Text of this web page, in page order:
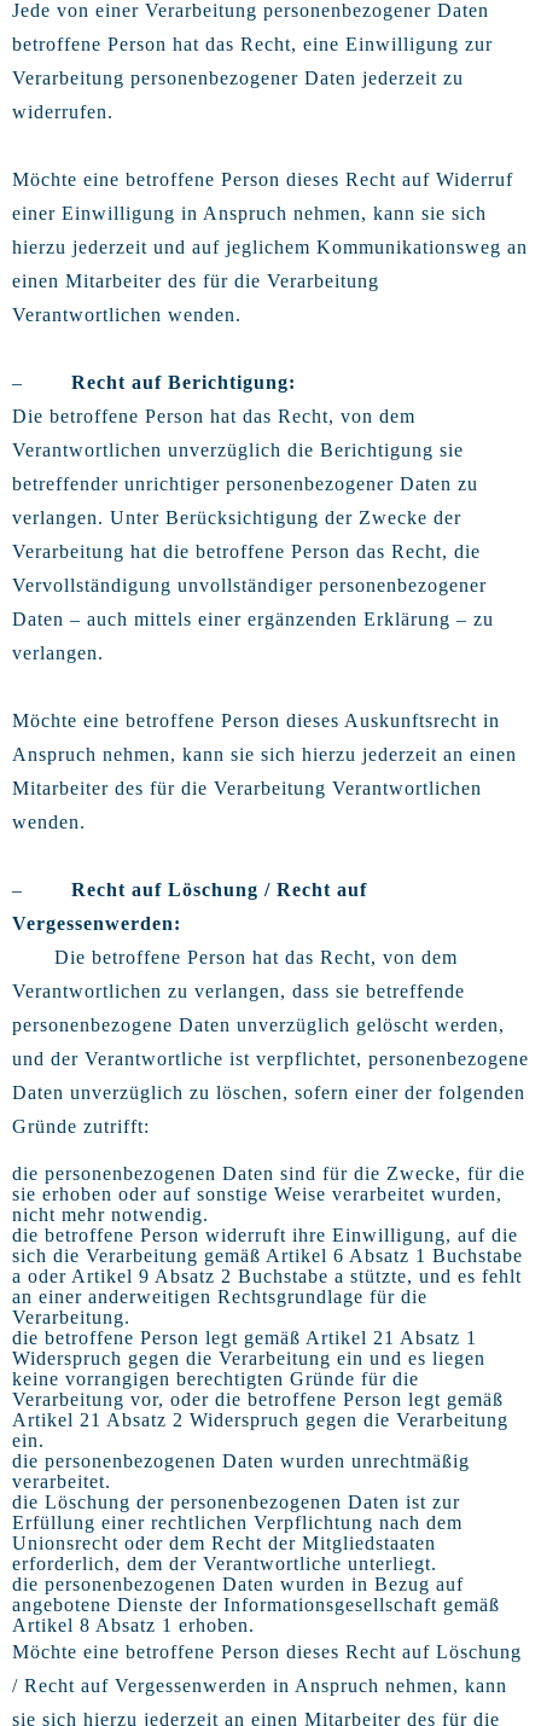
Jede von einer Verarbeitung personenbezogener Daten
betroffene Person hat das Recht, eine Einwilligung zur
Verarbeitung personenbezogener Daten jederzeit zu
widerrufen.
Möchte eine betroffene Person dieses Recht auf Widerruf
einer Einwilligung in Anspruch nehmen, kann sie sich
hierzu jederzeit und auf jeglichem Kommunikationsweg an
einen Mitarbeiter des für die Verarbeitung
Verantwortlichen wenden.
– Recht auf Berichtigung:
Die betroffene Person hat das Recht, von dem
Verantwortlichen unverzüglich die Berichtigung sie
betreffender unrichtiger personenbezogener Daten zu
verlangen. Unter Berücksichtigung der Zwecke der
Verarbeitung hat die betroffene Person das Recht, die
Vervollständigung unvollständiger personenbezogener
Daten – auch mittels einer ergänzenden Erklärung – zu
verlangen.
Möchte eine betroffene Person dieses Auskunftsrecht in
Anspruch nehmen, kann sie sich hierzu jederzeit an einen
Mitarbeiter des für die Verarbeitung Verantwortlichen
wenden.
– Recht auf Löschung / Recht auf
Vergessenwerden:
Die betroffene Person hat das Recht, von dem
Verantwortlichen zu verlangen, dass sie betreffende
personenbezogene Daten unverzüglich gelöscht werden,
und der Verantwortliche ist verpflichtet, personenbezogene
Daten unverzüglich zu löschen, sofern einer der folgenden
Gründe zutrifft:
die personenbezogenen Daten sind für die Zwecke, für die
sie erhoben oder auf sonstige Weise verarbeitet wurden,
nicht mehr notwendig.
die betroffene Person widerruft ihre Einwilligung, auf die
sich die Verarbeitung gemäß Artikel 6 Absatz 1 Buchstabe
a oder Artikel 9 Absatz 2 Buchstabe a stützte, und es fehlt
an einer anderweitigen Rechtsgrundlage für die
Verarbeitung.
die betroffene Person legt gemäß Artikel 21 Absatz 1
Widerspruch gegen die Verarbeitung ein und es liegen
keine vorrangigen berechtigten Gründe für die
Verarbeitung vor, oder die betroffene Person legt gemäß
Artikel 21 Absatz 2 Widerspruch gegen die Verarbeitung
ein.
die personenbezogenen Daten wurden unrechtmäßig
verarbeitet.
die Löschung der personenbezogenen Daten ist zur
Erfüllung einer rechtlichen Verpflichtung nach dem
Unionsrecht oder dem Recht der Mitgliedstaaten
erforderlich, dem der Verantwortliche unterliegt.
die personenbezogenen Daten wurden in Bezug auf
angebotene Dienste der Informationsgesellschaft gemäß
Artikel 8 Absatz 1 erhoben.
Möchte eine betroffene Person dieses Recht auf Löschung
/ Recht auf Vergessenwerden in Anspruch nehmen, kann
sie sich hierzu jederzeit an einen Mitarbeiter des für die